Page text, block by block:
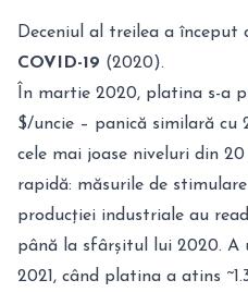
Deceniul al treilea a început
COVID-19 (2020).
În martie 2020, platina s-a
$/uncie – panică similară
cele mai joase niveluri din
rapidă: măsurile de
producției industriale au
până la sfârșitul lui 2020. A
2021, când platina a atins